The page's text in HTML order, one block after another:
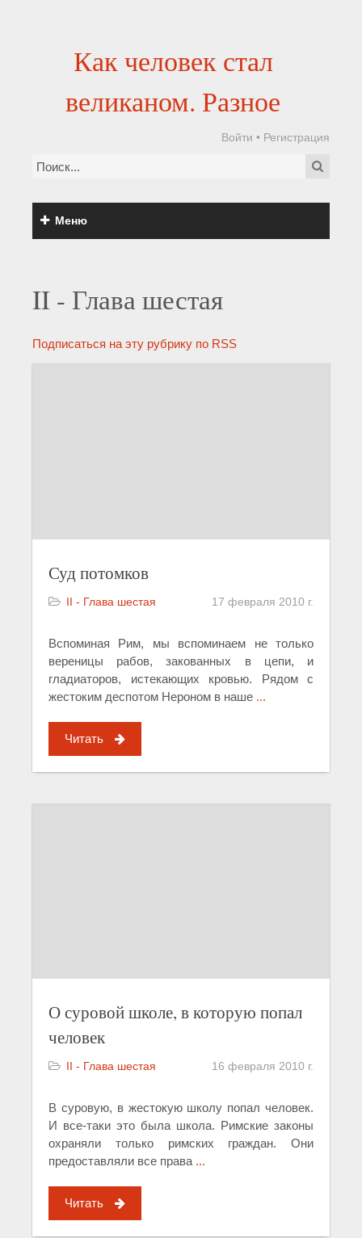
Как человек стал
великаном. Разное
Войти • Регистрация
Меню
II - Глава шестая
Подписаться на эту рубрику по RSS
Суд потомков
II - Глава шестая 17 февраля 2010 г.
Вспоминая Рим, мы вспоминаем не только
вереницы рабов, закованных в цепи, и
гладиаторов, истекающих кровью. Рядом с
жестоким деспотом Нероном в наше ...
Читать
О суровой школе, в которую попал
человек
II - Глава шестая 16 февраля 2010 г.
В суровую, в жестокую школу попал человек.
И все-таки это была школа. Римские законы
охраняли только римских граждан. Они
предоставляли все права ...
Читать